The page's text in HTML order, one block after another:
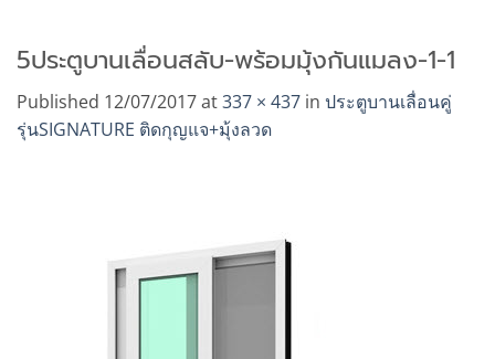
5ประตูบานเลื่อนสลับ-พร้อมมุ้งกันแมลง-1-1
Published 12/07/2017at337 × 437 in ประตูบานเลื่อนคู่
รุ่นSIGNATURE ติดกุญแจ+มุ้งลวด